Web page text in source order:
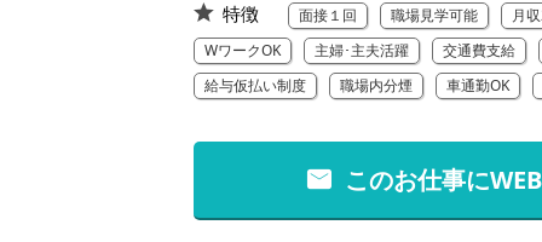
特徴 面接１回 職場見学可能
月
WワークOK
主婦･主夫活躍
交通費支給
給与仮払い制度
職場内分煙 車通勤OK
このお仕事に